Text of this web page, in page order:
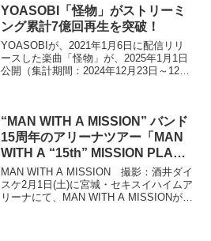
ー）」にて、人気アイドルグループ・日
向...
YOASOBI「怪物」がストリーミ
ング累計7億回再生を突破！
YOASOBIが、2021年1月6日に配信リリ
ースした楽曲「怪物」が、2025年1月1日
公開（集計期間：2024年12月23日～12月
“MAN WITH A MISSION” バンド
15周年のアリーナツアー「MAN
WITH A “15th” MISSION PLAY
WHAT U WANT TOUR 2025」が
開幕！新曲初披露！
MAN WITH A MISSION 撮影：酒井ダイ
スケ2月1日(土)に宮城・セキスイハイムア
リーナにて、MAN WITH A MISSIONが全